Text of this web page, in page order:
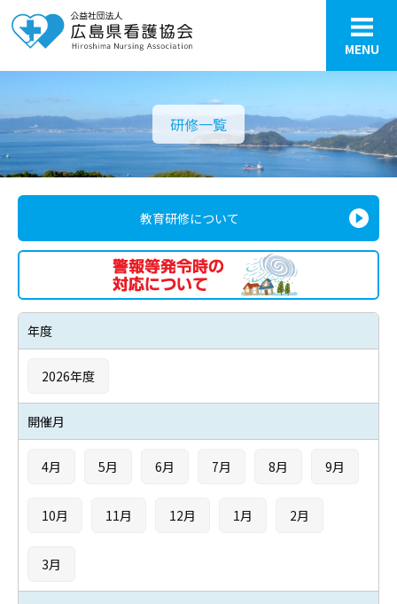
MENU
研修一覧
教育研修について
年度
2026年度
開催月
4月 5月 6月 7月 8月 9月
10月 11月 12月 1月 2月
3月